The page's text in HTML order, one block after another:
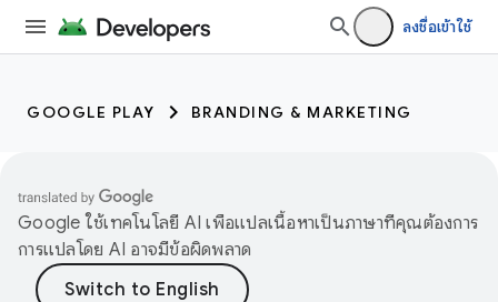
ลงชื่อเข้าใช้
GOOGLE PLAY BRANDING & MARKETING
Google ใช้เทคโนโลยี AI เพื่อแปลเนื้อหาเป็นภาษาที่คุณต้องการ
การแปลโดย AI อาจมีข้อผิดพลาด